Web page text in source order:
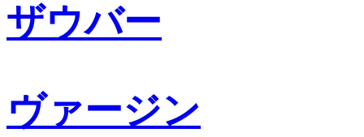
ザウバー
ヴァージン